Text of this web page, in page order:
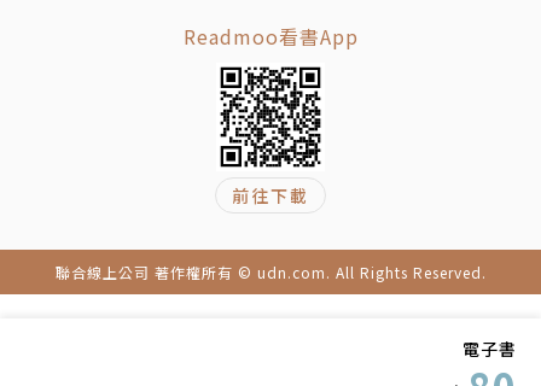
電子書
Readmoo看書App
前往下載
聯合線上公司 著作權所有 © udn.com. All Rights Reserved.